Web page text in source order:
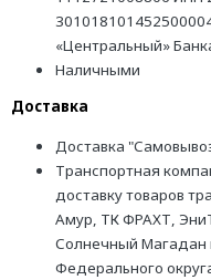
«Центральный»
Наличными
Доставка
Доставка
Транспортная
доставку товаров
Амур, ТК ФРАХТ,
Солнечный Магадан
Федерального